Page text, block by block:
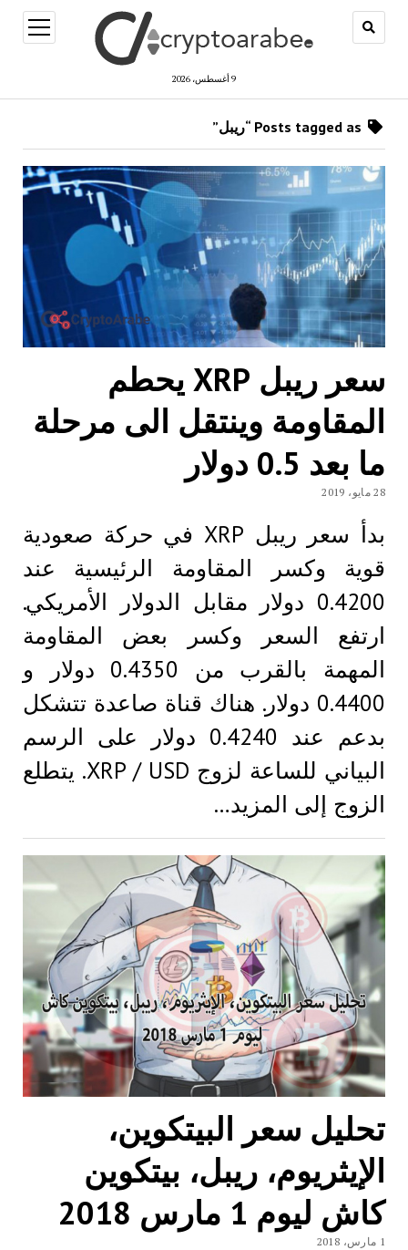
9 أغسطس، 2026
open
menu
سعر ريبل XRP يحطم
المقاومة وينتقل الى مرحلة
ما بعد 0.5 دولار
28 مايو، 2019
بدأ سعر ريبل XRP في حركة صعودية
قوية وكسر المقاومة الرئيسية عند
0.4200 دولار مقابل الدولار الأمريكي.
ارتفع السعر وكسر بعض المقاومة
المهمة بالقرب من 0.4350 دولار و
0.4400 دولار. هناك قناة صاعدة تتشكل
بدعم عند 0.4240 دولار على الرسم
البياني للساعة لزوج XRP / USD. يتطلع
الزوج إلى المزيد…
تحليل سعر البيتكوين،
الإيثريوم، ريبل، بيتكوين
كاش ليوم 1 مارس 2018
1 مارس، 2018